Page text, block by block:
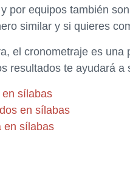
por equipos también
similar y si quieres
el cronometraje es
resultados te ayudará a
sílabas
en sílabas
en sílabas